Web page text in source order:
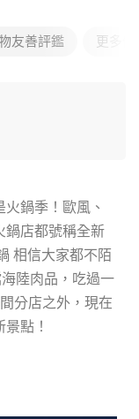
友善評鑑 更多優
鍋季！歐風、
鍋店都號稱全新
相信大家都不陌
陸肉品，吃過一
分店之外，現在
點！